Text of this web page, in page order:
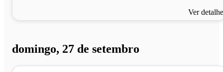
Ver
domingo, 27 de setembro